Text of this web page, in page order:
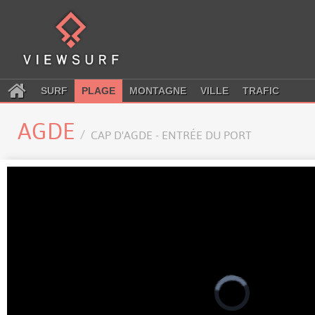
SURF PLAGE MONTAGNE VILLE TRAFIC
AGDE CAP D'AGDE - ENTRÉE DU PORT